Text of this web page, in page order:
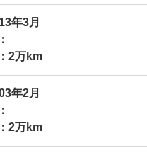
年3月
2万km
年2月
2万km